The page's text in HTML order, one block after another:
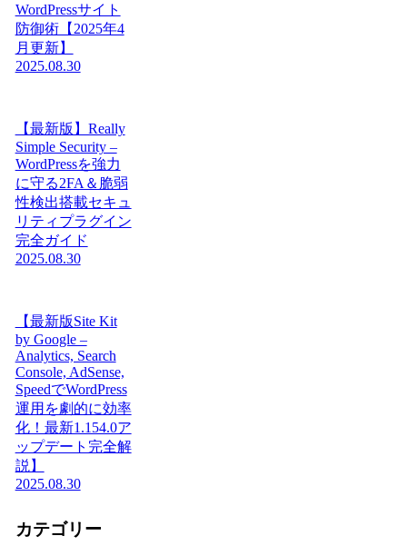
WordPressサイト
防御術【2025年4
月更新】
2025.08.30
【最新版】Really
Simple Security –
WordPressを強力
に守る2FA＆脆弱
性検出搭載セキュ
リティプラグイン
完全ガイド
2025.08.30
【最新版Site Kit
by Google –
Analytics, Search
Console, AdSense,
SpeedでWordPress
運用を劇的に効率
化！最新1.154.0ア
ップデート完全解
説】
2025.08.30
カテゴリー